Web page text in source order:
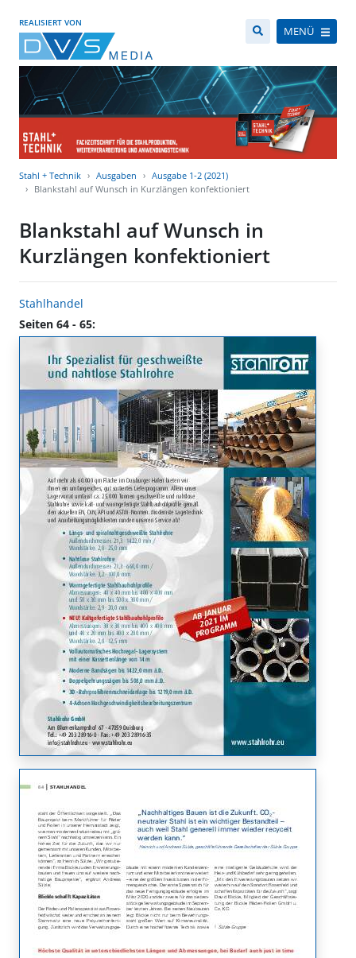
REALISIERT VON
MENÜ
Stahl + Technik Ausgaben
Ausgabe 1-2 (2021)
Blankstahl auf Wunsch in Kurzlängen konfektioniert
Blankstahl auf Wunsch in
Kurzlängen konfektioniert
Stahlhandel
Seiten 64 - 65: